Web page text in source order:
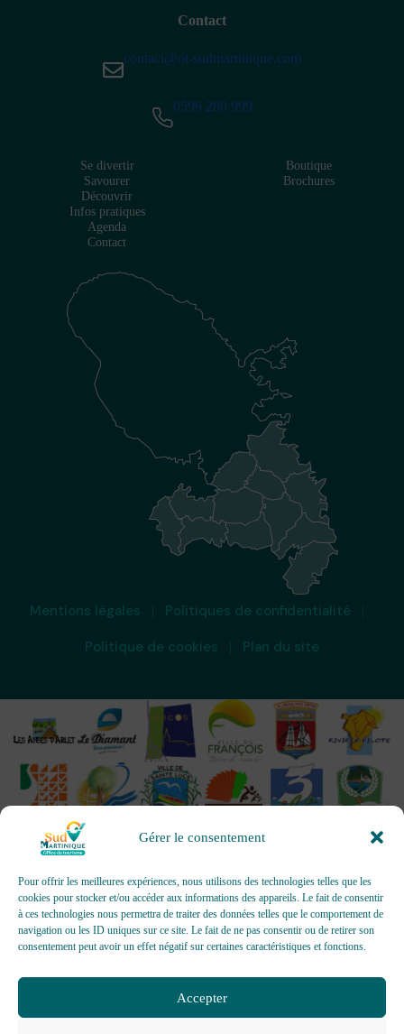
Gérer le consentement
Pour offrir les meilleures expériences, nous utilisons des technologies telles que les
cookies pour stocker et/ou accéder aux informations des appareils. Le fait de consentir
à ces technologies nous permettra de traiter des données telles que le comportement de
navigation ou les ID uniques sur ce site. Le fait de ne pas consentir ou de retirer son
consentement peut avoir un effet négatif sur certaines caractéristiques et fonctions.
Accepter
Contact
contact@ot-sudmartinique.com
0596 280 999
Se divertir
Savourer
Découvrir
Infos pratiques
Agenda
Contact
Boutique
Brochures
Mentions légales
Politiques de confidentialité
Politique de cookies
Plan du site
OFFICES DE TOURISME - Pour les activités d’accueil,
d’information, de promotion/communication, de création et gestion
d’événements